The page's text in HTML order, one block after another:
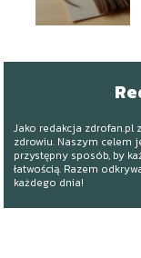
Jako redakcja zdrofan.pl
zdrowiu. Naszym celem
przystępny sposób, by
łatwością. Razem
każdego dnia!